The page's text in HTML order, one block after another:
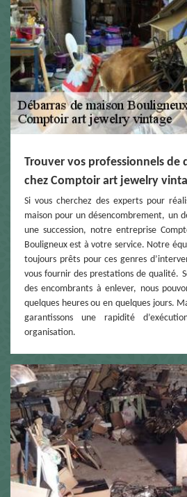
Trouver vos professionnels de
chez Comptoir art jewelry
Si vous cherchez des experts pour
maison pour un désencombrement, un
une succession, notre entreprise
Bouligneux est à votre service. Notre
toujours prêts pour ces genres
vous fournir des prestations de qualité.
des encombrants à enlever, nous
quelques heures ou en quelques jours.
garantissons une rapidité
organisation.